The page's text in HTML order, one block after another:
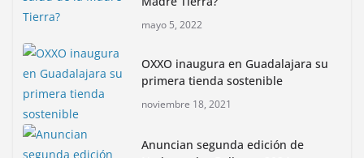
Rompe CDMX récords Reto Naturalista Urbano 2026 y
lidera la biodiversidad nacional
mayo 18, 2026
CDMX presenta rutas
bioculturales para promover
mayo 5, 2022
OXXO inaugura en Guadalajara su
primera tienda sostenible
noviembre 18, 2021
Anuncian segunda edición de